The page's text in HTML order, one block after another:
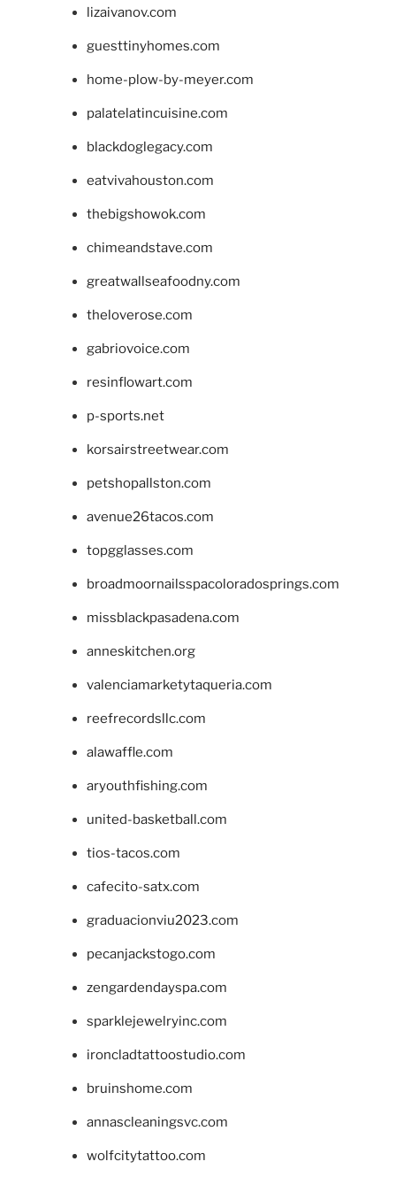
lizaivanov.com
guesttinyhomes.com
home-plow-by-meyer.com
palatelatincuisine.com
blackdoglegacy.com
eatvivahouston.com
thebigshowok.com
chimeandstave.com
greatwallseafoodny.com
theloverose.com
gabriovoice.com
resinflowart.com
p-sports.net
korsairstreetwear.com
petshopallston.com
avenue26tacos.com
topgglasses.com
broadmoornailsspacoloradosprings.com
missblackpasadena.com
anneskitchen.org
valenciamarketytaqueria.com
reefrecordsllc.com
alawaffle.com
aryouthfishing.com
united-basketball.com
tios-tacos.com
cafecito-satx.com
graduacionviu2023.com
pecanjackstogo.com
zengardendayspa.com
sparklejewelryinc.com
ironcladtattoostudio.com
bruinshome.com
annascleaningsvc.com
wolfcitytattoo.com